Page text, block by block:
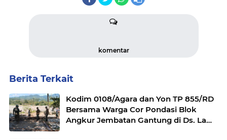
komentar
Berita Terkait
Kodim 0108/Agara dan Yon TP 855/RD
Bersama Warga Cor Pondasi Blok
Angkur Jembatan Gantung di Ds. Lawe